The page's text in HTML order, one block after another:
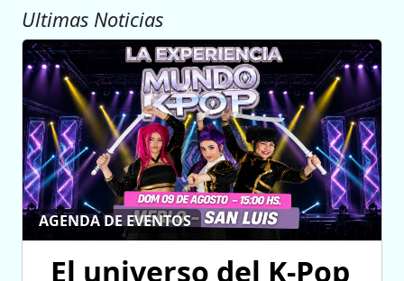
Ultimas Noticias
AGENDA DE EVENTOS
El universo del K-Pop